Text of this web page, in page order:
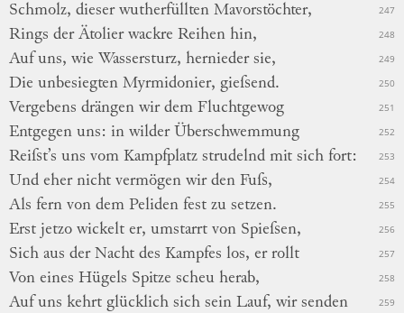
Schmolz, dieser wutherfüllten Mavorstöchter, 247
Rings der Ätolier wackre Reihen hin, 248
Auf uns, wie Wassersturz, hernieder sie, 249
Die unbesiegten Myrmidonier, gieſsend. 250
Vergebens drängen wir dem Fluchtgewog 251
Entgegen uns: in wilder Überschwemmung 252
Reiſst’s uns vom Kampfplatz strudelnd mit sich fort: 253
Und eher nicht vermögen wir den Fuſs, 254
Als fern von dem Peliden fest zu setzen. 255
Erst jetzo wickelt er, umstarrt von Spieſsen, 256
Sich aus der Nacht des Kampfes los, er rollt 257
Von eines Hügels Spitze scheu herab, 258
Auf uns kehrt glücklich sich sein Lauf, wir senden 259